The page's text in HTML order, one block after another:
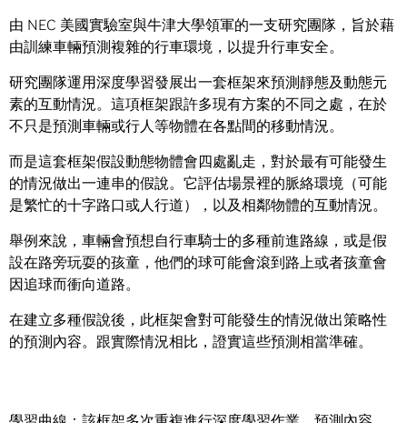
由 NEC 美國實驗室與牛津大學領軍的一支研究團隊，旨於藉
由訓練車輛預測複雜的行車環境，以提升行車安全。
研究團隊運用深度學習發展出一套框架來預測靜態及動態元
素的互動情況。這項框架跟許多現有方案的不同之處，在於
不只是預測車輛或行人等物體在各點間的移動情況。
而是這套框架假設動態物體會四處亂走，對於最有可能發生
的情況做出一連串的假說。它評估場景裡的脈絡環境（可能
是繁忙的十字路口或人行道），以及相鄰物體的互動情況。
舉例來說，車輛會預想自行車騎士的多種前進路線，或是假
設在路旁玩耍的孩童，他們的球可能會滾到路上或者孩童會
因追球而衝向道路。
在建立多種假說後，此框架會對可能發生的情況做出策略性
的預測內容。跟實際情況相比，證實這些預測相當準確。